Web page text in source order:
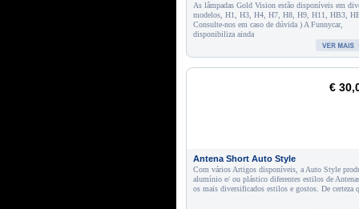
As lâmpadas Gold Vision estão disponíveis em
modelos, H1, H3, H4, H7, H8, H9, H11, HB3,
Consulte-nos em caso de dúvida ) A Funnycar,
disponibiliza ainda
€
Antena Short Auto Style
Com vários Artigos disponíveis, a Auto Style
alumínio e/ ou plástico diferentes estilos de
os mais diversificados estilos e gostos. De certeza